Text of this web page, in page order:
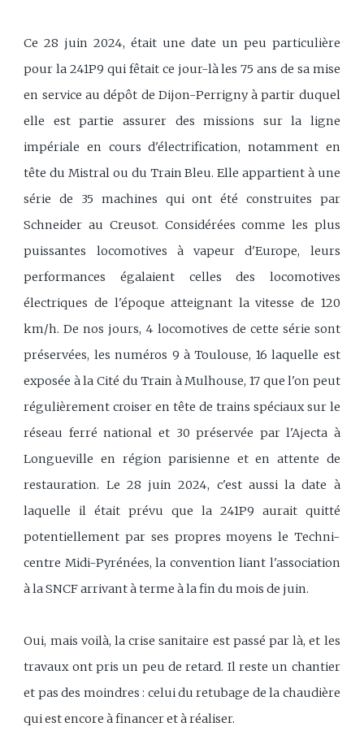
Ce 28 juin 2024, était une date un peu particulière
pour la 241P9 qui fêtait ce jour-là les 75 ans de sa mise
en service au dépôt de Dijon-Perrigny à partir duquel
elle est partie assurer des missions sur la ligne
impériale en cours d'électrification, notamment en
tête du Mistral ou du Train Bleu. Elle appartient à une
série de 35 machines qui ont été construites par
Schneider au Creusot. Considérées comme les plus
puissantes locomotives à vapeur d'Europe, leurs
performances égalaient celles des locomotives
électriques de l'époque atteignant la vitesse de 120
km/h. De nos jours, 4 locomotives de cette série sont
préservées, les numéros 9 à Toulouse, 16 laquelle est
exposée à la Cité du Train à Mulhouse, 17 que l'on peut
régulièrement croiser en tête de trains spéciaux sur le
réseau ferré national et 30 préservée par l'Ajecta à
Longueville en région parisienne et en attente de
restauration. Le 28 juin 2024, c'est aussi la date à
laquelle il était prévu que la 241P9 aurait quitté
potentiellement par ses propres moyens le Techni-
centre Midi-Pyrénées, la convention liant l'association
à la SNCF arrivant à terme à la fin du mois de juin.
Oui, mais voilà, la crise sanitaire est passé par là, et les
travaux ont pris un peu de retard. Il reste un chantier
et pas des moindres : celui du retubage de la chaudière
qui est encore à financer et à réaliser.